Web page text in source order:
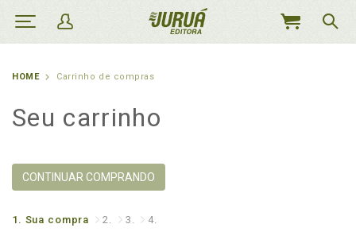
MEU
HOME Carrinho de compras
Seu carrinho
CONTINUAR COMPRANDO
1. Sua compra 2. 3. 4.